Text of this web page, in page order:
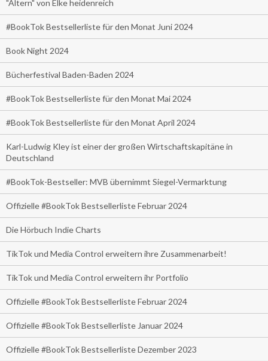
"Altern" von Elke heidenreich
#BookTok Bestsellerliste für den Monat Juni 2024
Book Night 2024
Bücherfestival Baden-Baden 2024
#BookTok Bestsellerliste für den Monat Mai 2024
#BookTok Bestsellerliste für den Monat April 2024
Karl-Ludwig Kley ist einer der großen Wirtschaftskapitäne in
Deutschland
#BookTok-Bestseller: MVB übernimmt Siegel-Vermarktung
Offizielle #BookTok Bestsellerliste Februar 2024
Die Hörbuch Indie Charts
TikTok und Media Control erweitern ihre Zusammenarbeit!
TikTok und Media Control erweitern ihr Portfolio
Offizielle #BookTok Bestsellerliste Februar 2024
Offizielle #BookTok Bestsellerliste Januar 2024
Offizielle #BookTok Bestsellerliste Dezember 2023